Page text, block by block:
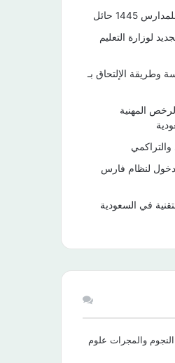
1445 حائل
لوزارة التعليم
وطريقة الإلتحاق بـ
المهنية
لنظام فارس
في السعودية
والمجرات علوم